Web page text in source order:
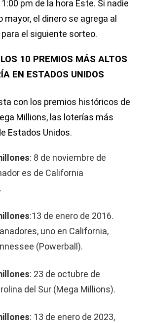
pm de la hora Este. Si nadie
mayor, el dinero se agrega al
el siguiente sorteo.
10 PREMIOS MÁS ALTOS
EN ESTADOS UNIDOS
con los premios históricos de
Millions, las loterías más
Estados Unidos.
: 8 de noviembre de
es de California
:13 de enero de 2016.
uno en California,
(Powerball).
: 23 de octubre de
del Sur (Mega Millions).
: 13 de enero de 2023,